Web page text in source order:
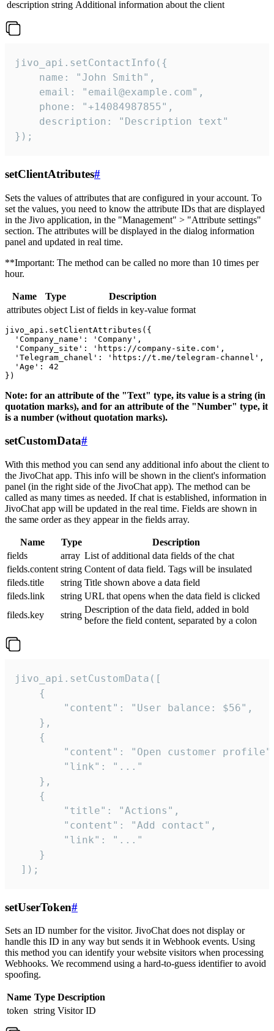
description string Additional information about the client
jivo_api.setContactInfo({
    name: "John Smith",
    email: "email@example.com",
    phone: "+14084987855",
    description: "Description text"
});
setClientAtributes#
Sets the values ​​of attributes that are configured in your account. To
set the values, you need to know the attribute IDs that are displayed
in the Jivo application, in the "Management" > "Attribute settings"
section. The attributes will be displayed in the dialog information
panel and updated in real time.
**Important: The method can be called no more than 10 times per
hour.
Name Type
Description
attributes object List of fields in key-value format
jivo_api.setClientAttributes({
  'Company_name': 'Company',
  'Company_site': 'https://company-site.com',
  'Telegram_chanel': 'https://t.me/telegram-channel',
  'Age': 42
Note: for an attribute of the "Text" type, its value is a string (in
quotation marks), and for an attribute of the "Number" type, it
is a number (without quotation marks).
setCustomData#
With this method you can send any additional info about the client to
the JivoChat app. This info will be shown in the client's information
panel (in the right side of the JivoChat app). The method can be
called as many times as needed. If chat is established, information in
JivoChat app will be updated in the real time. Fields are shown in
the same order as they appear in the fields array.
Name Type
Description
fields
array List of additional data fields of the chat
fields.content string Content of data field. Tags will be insulated
fileds.title
string Title shown above a data field
fileds.link
string URL that opens when the data field is clicked
fileds.key
string
Description of the data field, added in bold
before the field content, separated by a colon
jivo_api.setCustomData([
    {
        "content": "User balance: $56",
    },
    {
"content": "Open customer
        "link": "..."
    },
    {
        "title": "Actions",
        "content": "Add contact",
        "link": "..."
    }
]);
setUserToken#
Sets an ID number for the visitor. JivoChat does not display or
handle this ID in any way but sends it in Webhook events. Using
this method you can identify your website visitors when processing
Webhooks. We recommend using a hard-to-guess identifier to avoid
spoofing.
Name Type Description
token string Visitor ID